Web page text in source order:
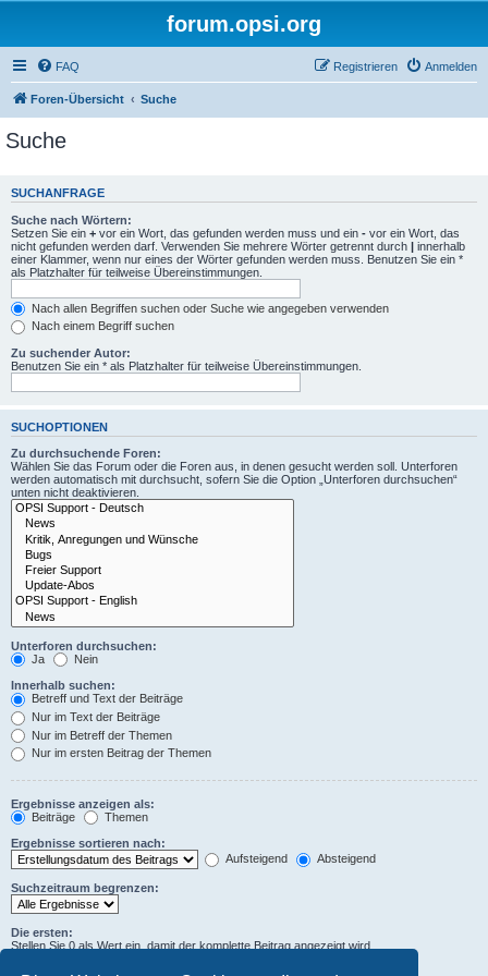
forum.opsi.org
FAQ Anmelden
Registrieren
Foren-Übersicht Suche
Suche
SUCHANFRAGE
Suche nach Wörtern:
Setzen Sie ein + vor ein Wort, das gefunden werden muss und ein - vor ein Wort, das
nicht gefunden werden darf. Verwenden Sie mehrere Wörter getrennt durch | innerhalb
einer Klammer, wenn nur eines der Wörter gefunden werden muss. Benutzen Sie ein *
als Platzhalter für teilweise Übereinstimmungen.
Nach allen Begriffen suchen oder Suche wie angegeben verwenden
Nach einem Begriff suchen
Zu suchender Autor:
Benutzen Sie ein * als Platzhalter für teilweise Übereinstimmungen.
SUCHOPTIONEN
Zu durchsuchende Foren:
Wählen Sie das Forum oder die Foren aus, in denen gesucht werden soll. Unterforen
werden automatisch mit durchsucht, sofern Sie die Option „Unterforen durchsuchen“
unten nicht deaktivieren.
Unterforen durchsuchen:
Ja
Nein
Innerhalb suchen:
Betreff und Text der Beiträge
Nur im Text der Beiträge
Nur im Betreff der Themen
Nur im ersten Beitrag der Themen
Ergebnisse anzeigen als:
Beiträge
Themen
Ergebnisse sortieren nach:
Aufsteigend
Absteigend
Suchzeitraum begrenzen:
Die ersten:
Stellen Sie 0 als Wert ein, damit der komplette Beitrag angezeigt wird.